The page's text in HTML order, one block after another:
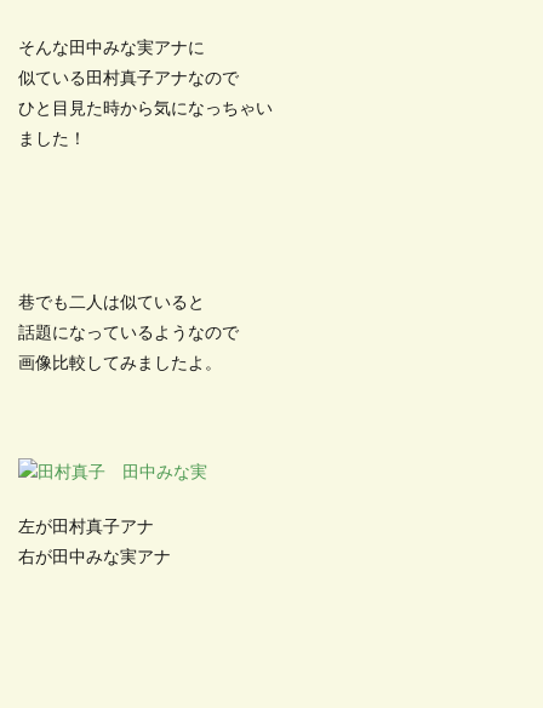
そんな田中みな実アナに
似ている田村真子アナなので
ひと目見た時から気になっちゃい
ました！
巷でも二人は似ていると
話題になっているようなので
画像比較してみましたよ。
左が田村真子アナ
右が田中みな実アナ